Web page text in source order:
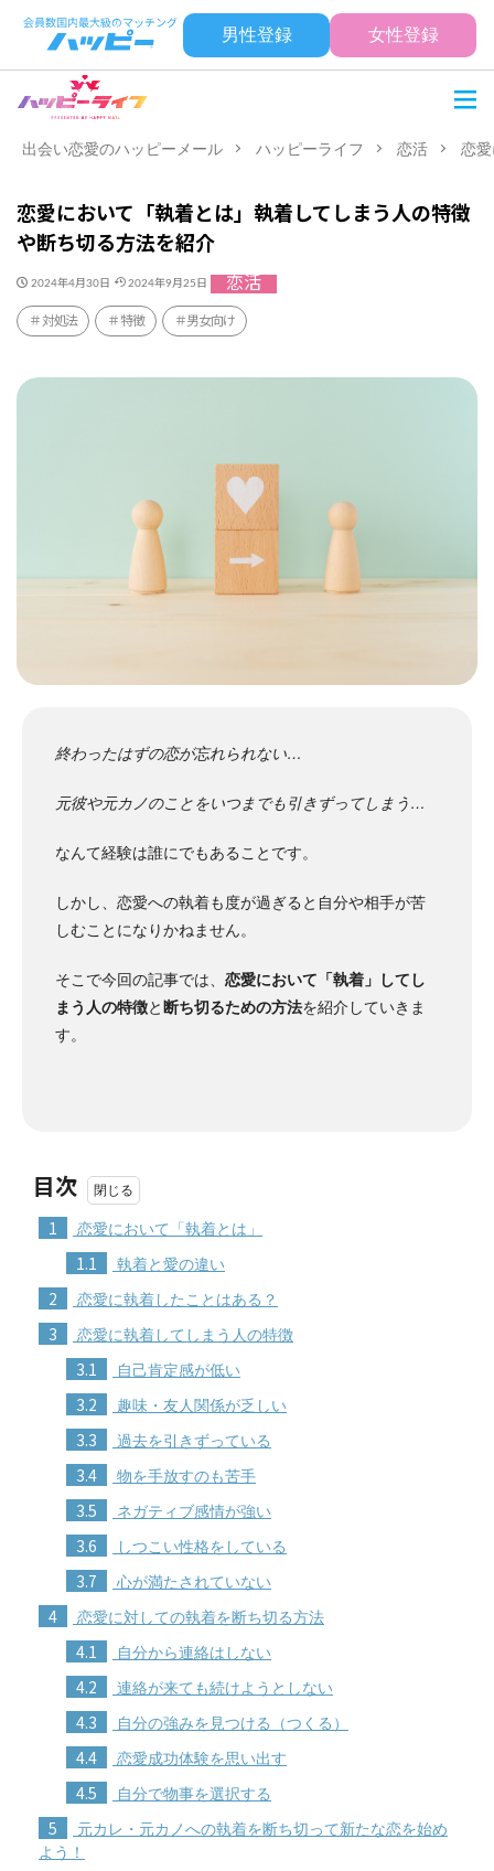
男性登録 女性登録
出会い恋愛のハッピーメール ハッピーライフ 恋活 恋
恋愛において「執着とは」執着してしまう人の特徴
や断ち切る方法を紹介
2024年4月30日 2024年9月25日 恋活
対処法 特徴 男女向け
終わったはずの恋が忘れられない…
元彼や元カノのことをいつまでも引きずってしまう…
なんて経験は誰にでもあることです。
しかし、恋愛への執着も度が過ぎると自分や相手が苦
しむことになりかねません。
そこで今回の記事では、 恋愛において「執着」してし
まう人の特徴と 断ち切るための方法を紹介していきま
す。
目次
1 恋愛において「執着とは」
1.1 執着と愛の違い
2 恋愛に執着したことはある？
3 恋愛に執着してしまう人の特徴
3.1 自己肯定感が低い
3.2 趣味・友人関係が乏しい
3.3 過去を引きずっている
3.4 物を手放すのも苦手
3.5 ネガティブ感情が強い
3.6 しつこい性格をしている
3.7 心が満たされていない
4 恋愛に対しての執着を断ち切る方法
4.1 自分から連絡はしない
4.2 連絡が来ても続けようとしない
4.3 自分の強みを見つける（つくる）
4.4 恋愛成功体験を思い出す
4.5 自分で物事を選択する
5
元カレ・元カノへの執着を断ち切って新たな恋を始め
よう！